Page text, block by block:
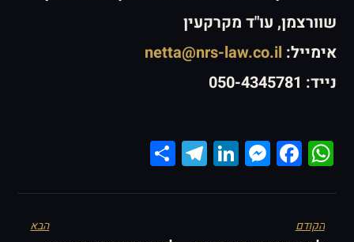
שוורצמן, עו"ד מקרקעין
אימייל: netta@nrs-law.co.il
נייד: 050-4345781
WhatsApp
Facebook
Messenger
LinkedIn
Telegram
הקודם הבא